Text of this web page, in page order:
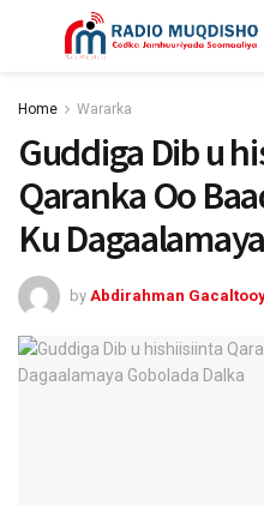
Home Wararka
Guddiga Dib u
Qaranka Oo
Ku
by Abdirahman